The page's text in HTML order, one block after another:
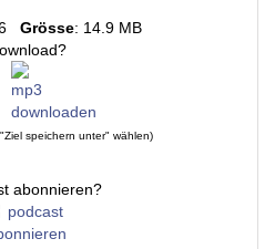
Grösse: 14.9 MB
speichern unter" wählen)
abonnieren?